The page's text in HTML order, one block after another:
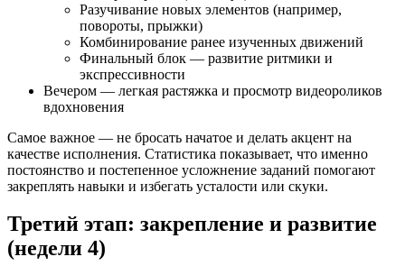
Разучивание новых элементов (например,
повороты, прыжки)
Комбинирование ранее изученных движений
Финальный блок — развитие ритмики и
экспрессивности
Вечером — легкая растяжка и просмотр видеороликов
вдохновения
Самое важное — не бросать начатое и делать акцент на
качестве исполнения. Статистика показывает, что именно
постоянство и постепенное усложнение заданий помогают
закреплять навыки и избегать усталости или скуки.
Третий этап: закрепление и развитие
(недели 4)